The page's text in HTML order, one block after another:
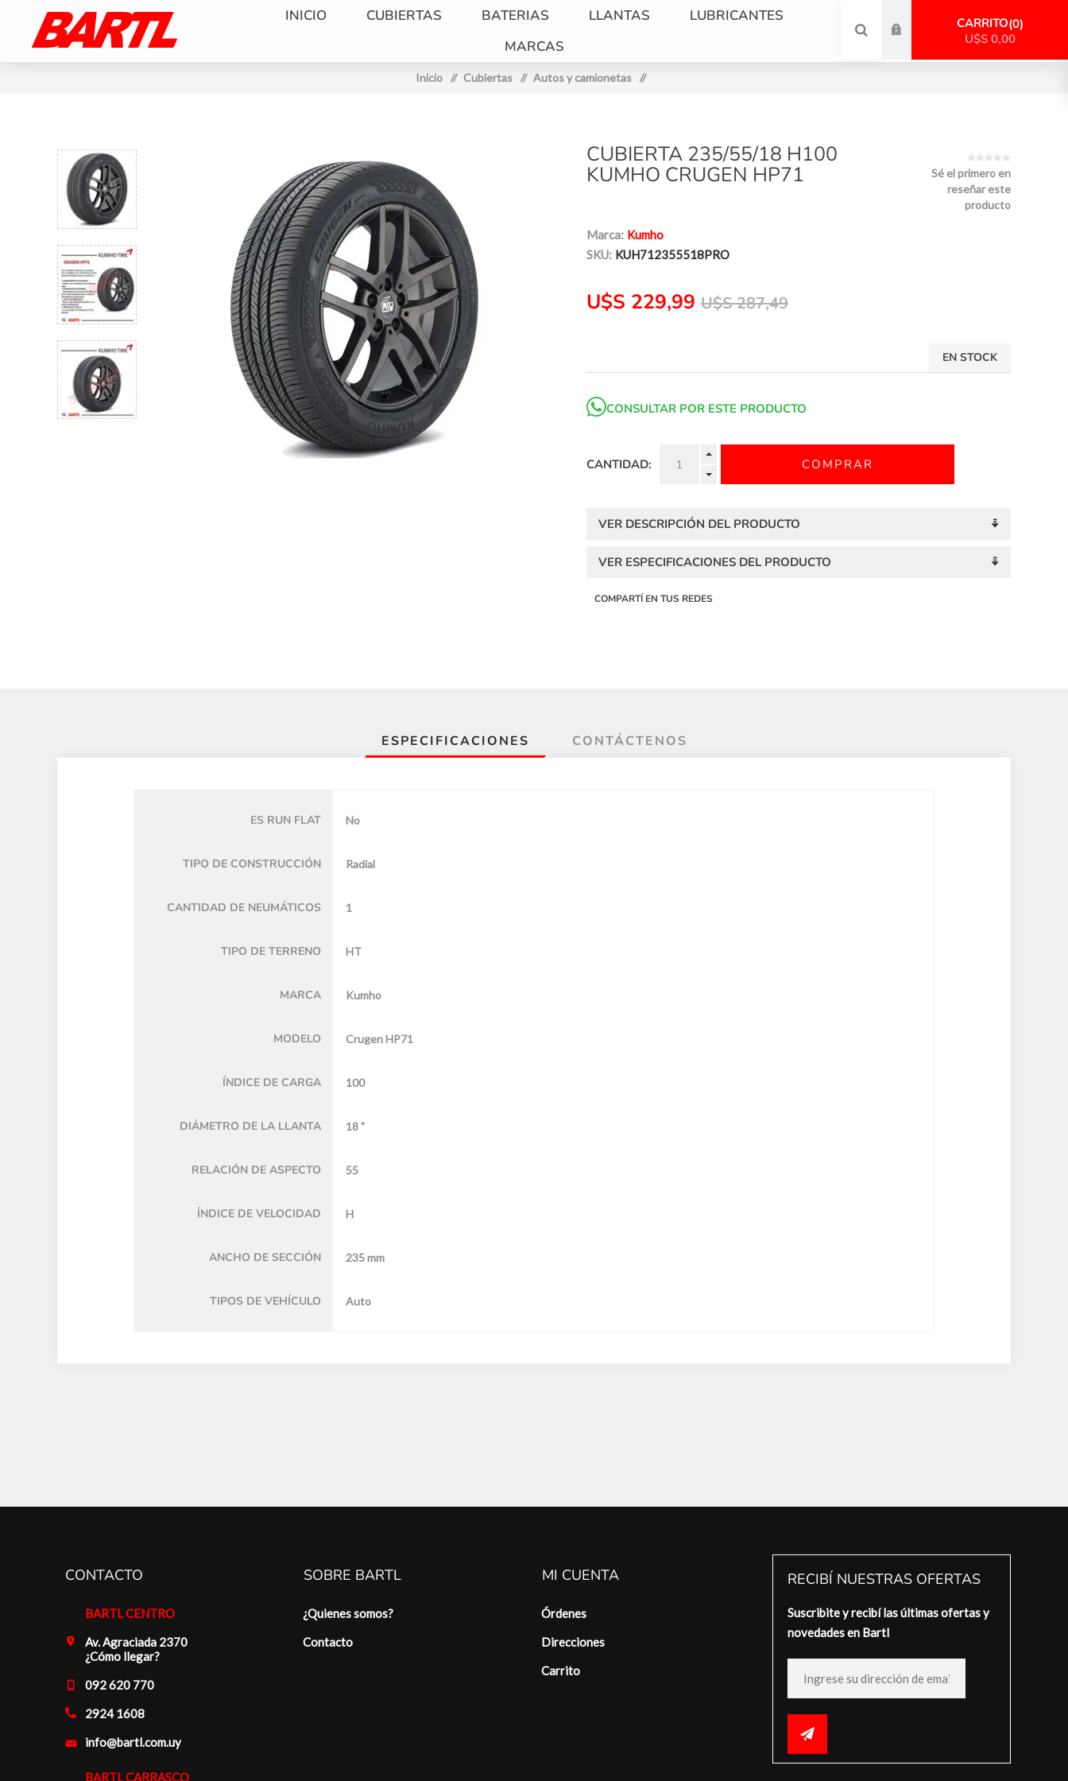
INICIO CUBIERTAS BATERIAS LLANTAS
LUBRICANTES
MARCAS
CARRITO 0
U$S 0,00
Inicio / Cubiertas / Autos y camionetas /
CUBIERTA 235/55/18 H100
KUMHO CRUGEN HP71
Marca: Kumho
SKU: KUH712355518PRO
Sé el primero en
reseñar este
producto
U$S 229,99 U$S 287,49
EN STOCK
CONSULTAR POR ESTE PRODUCTO
CANTIDAD:
VER DESCRIPCIÓN DEL PRODUCTO
VER ESPECIFICACIONES DEL PRODUCTO
COMPARTÍ EN TUS REDES
ESPECIFICACIONES CONTÁCTENOS
ES RUN FLAT No
TIPO DE CONSTRUCCIÓN Radial
CANTIDAD DE NEUMÁTICOS 1
TIPO DE TERRENO HT
MARCA Kumho
MODELO Crugen HP71
ÍNDICE DE CARGA 100
DIÁMETRO DE LA LLANTA 18 "
RELACIÓN DE ASPECTO 55
ÍNDICE DE VELOCIDAD H
ANCHO DE SECCIÓN 235 mm
TIPOS DE VEHÍCULO Auto
CONTACTO
BARTL CENTRO
Av. Agraciada 2370
¿Cómo llegar?
092 620 770
2924 1608
info@bartl.com.uy
BARTL CARRASCO
SOBRE BARTL
¿Quienes somos?
Contacto
MI CUENTA
Órdenes
Direcciones
Carrito
RECIBÍ NUESTRAS OFERTAS
Suscribite y recibí las últimas ofertas y
novedades en Bartl